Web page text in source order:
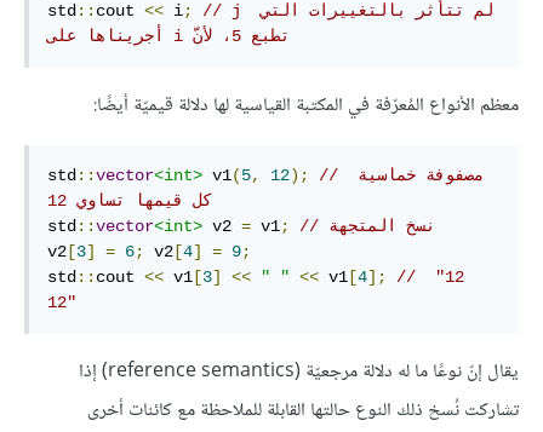
std :: cout << i;
// j لم تتأثر بالتغييرات التي
معظم الأنواع المُعرّفة في المكتبة القياسية لها دلالة قيميّة أيضًا:
std ::vector<int> v1(5, 12);
// مصفوفة خماسية
كل قيمها تساوي 12
std ::vector<int> v2 = v1;
// نسخ المتجهة
v2 [3] = 6; v2 [4] = 9;
std :: cout << v1 [3] << " " << v1 [4];
//  "12
12"
يقال إنّ نوعًا ما له دلالة مرجعيّة (reference semantics) إذا
تشاركت نُسخ ذلك النوع حالتها القابلة للملاحظة مع كائنات أخرى